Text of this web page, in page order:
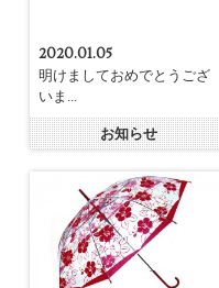
2020.01.05
明けましておめでとうござ
いま...
お知らせ